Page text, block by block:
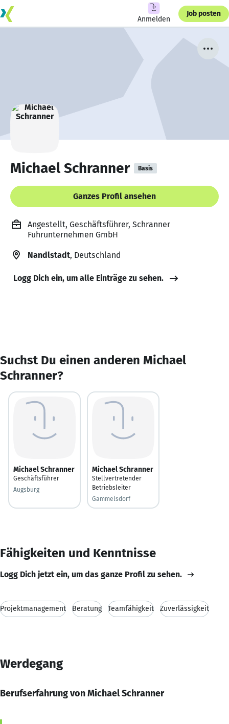
Anmelden
Job posten
Michael Schranner Basis
Ganzes Profil ansehen
Angestellt, Geschäftsführer, Schranner
Fuhrunternehmen GmbH
Nandlstadt, Deutschland
Logg Dich ein, um alle Einträge zu sehen.
Suchst Du einen anderen Michael
Schranner?
Michael Schranner
Geschäftsführer
Augsburg
Michael Schranner
Stellvertretender
Betriebsleiter
Gammelsdorf
Fähigkeiten und Kenntnisse
Logg Dich jetzt ein, um das ganze Profil zu sehen.
Projektmanagement Beratung Teamfähigkeit Zuverlässigkeit
Werdegang
Berufserfahrung von Michael Schranner